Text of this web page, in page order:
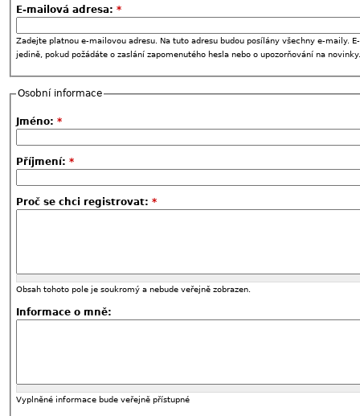
E-mailová adresa: *
Zadejte platnou e-mailovou adresu. Na tuto adresu budou posílány všechny e-maily.
jedině, pokud požádáte o zaslání zapomenutého hesla nebo o upozorňování na novinky.
Osobní informace
Jméno: *
Příjmení: *
Proč se chci registrovat: *
Obsah tohoto pole je soukromý a nebude veřejně zobrazen.
Informace o mně:
Vyplněné informace bude veřejně přístupné